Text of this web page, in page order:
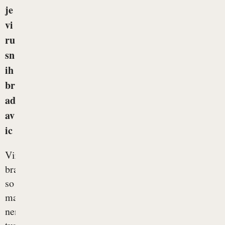
je
vi
ru
sn
ih
br
ad
av
ic
Virusne
bradavice
so
majhni
nenevarni